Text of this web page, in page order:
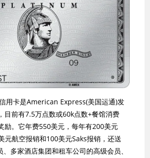
用卡是American Express(美国运通)发
目前有7.5万点数或60k点数+餐馆消费
励。它年费550美元，每年有200美元
元航空报销和100美元Saks报销，还送
多家酒店集团和租车公司的高级会员、